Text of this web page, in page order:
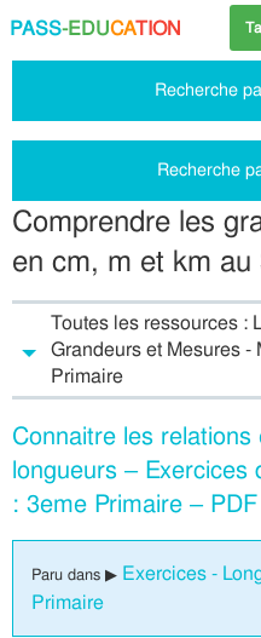
PASS-EDUCATION
Recherche
Recherche
Comprendre les
en cm, m et km au
Toutes les ressources :
Grandeurs et Mesures -
Primaire
Connaitre les
longueurs –
: 3eme Primaire –
Paru dans ▶ Exercices -
Primaire